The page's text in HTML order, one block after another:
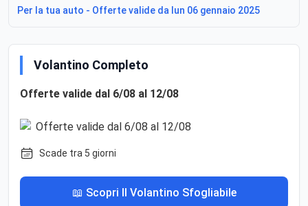
Per la tua auto - Offerte valide da lun 06 gennaio 2025
Volantino Completo
Offerte valide dal 6/08 al 12/08
Scade tra 5 giorni
📖 Scopri Il Volantino Sfogliabile